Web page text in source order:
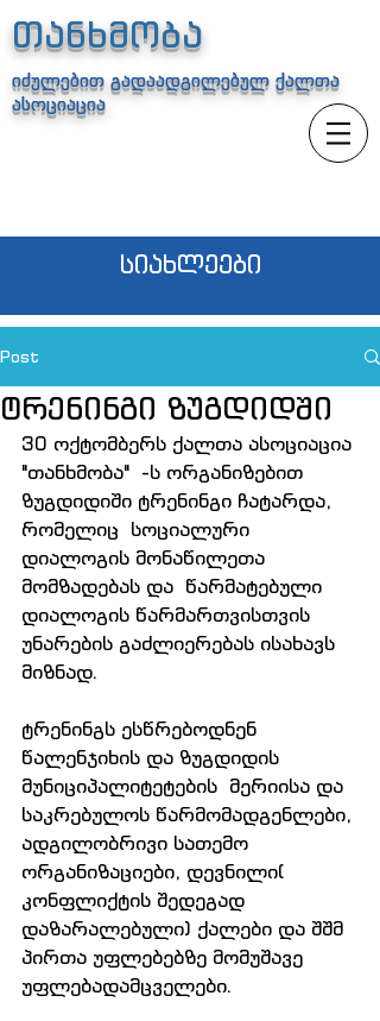
თანხმობა
იძულებით გადაადგილებულ ქალთა
ასოციაცია
სიახლეები
Post
ტრენინგი ზუგდიდში
30 ოქტომბერს ქალთა ასოციაცია
"თანხმობა"  -ს ორგანიზებით
ზუგდიდიში ტრენინგი ჩატარდა,
რომელიც  სოციალური
დიალოგის მონაწილეთა
მომზადებას და  წარმატებული
დიალოგის წარმართვისთვის
უნარების გაძლიერებას ისახავს
მიზნად.
ტრენინგს ესწრებოდნენ
წალენჯიხის და ზუგდიდის
მუნიციპალიტეტების  მერიისა და
საკრებულოს წარმომადგენლები,
ადგილობრივი სათემო
ორგანიზაციები, დევნილი(
კონფლიქტის შედეგად
დაზარალებული) ქალები და შშმ
პირთა უფლებებზე მომუშავე
უფლებადამცველები.